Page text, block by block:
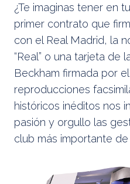
¿Te imaginas tener en
primer contrato que
con el Real Madrid, la
“Real” o una tarjeta de
Beckham firmada por
reproducciones
históricos inéditos nos
pasión y orgullo las
club más importante de